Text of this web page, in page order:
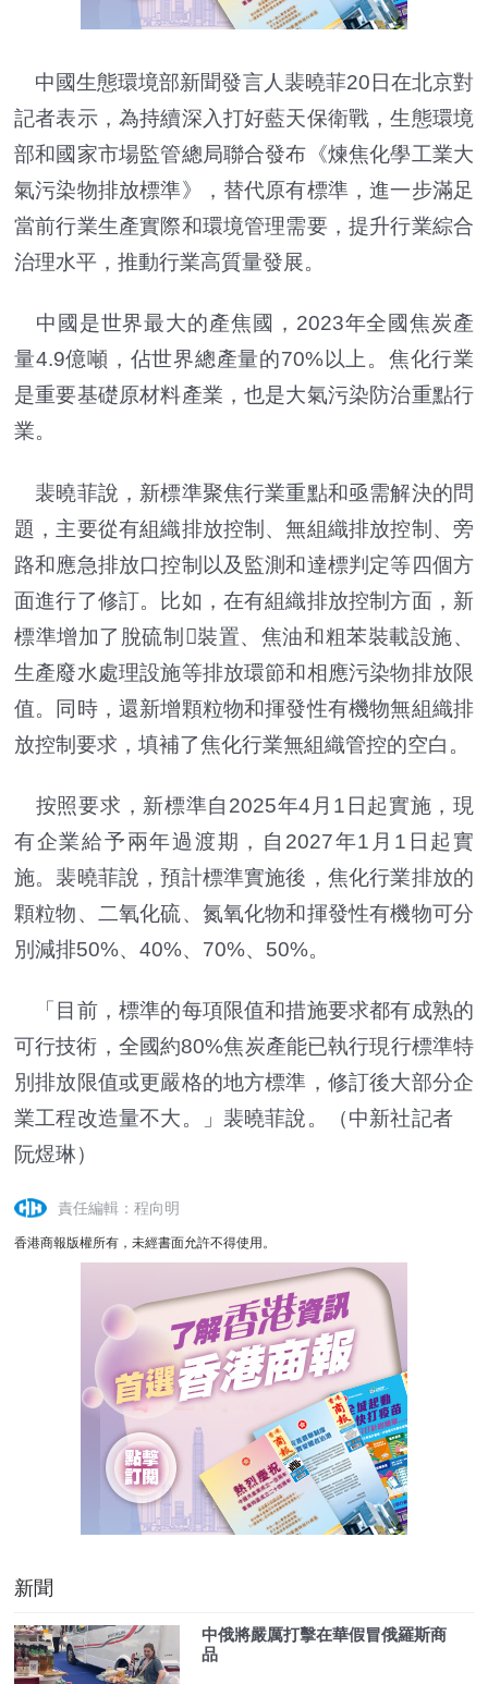
中國生態環境部新聞發言人裴曉菲20日在北京對
記者表示，為持續深入打好藍天保衛戰，生態環境
部和國家市場監管總局聯合發布《煉焦化學工業大
氣污染物排放標準》，替代原有標準，進一步滿足
當前行業生產實際和環境管理需要，提升行業綜合
治理水平，推動行業高質量發展。
中國是世界最大的產焦國，2023年全國焦炭產
量4.9億噸，佔世界總產量的70%以上。焦化行業
是重要基礎原材料產業，也是大氣污染防治重點行
業。
裴曉菲說，新標準聚焦行業重點和亟需解決的問
題，主要從有組織排放控制、無組織排放控制、旁
路和應急排放口控制以及監測和達標判定等四個方
面進行了修訂。比如，在有組織排放控制方面，新
標準增加了脫硫制裝置、焦油和粗苯裝載設施、
生產廢水處理設施等排放環節和相應污染物排放限
值。同時，還新增顆粒物和揮發性有機物無組織排
放控制要求，填補了焦化行業無組織管控的空白。
按照要求，新標準自2025年4月1日起實施，現
有企業給予兩年過渡期，自2027年1月1日起實
施。裴曉菲說，預計標準實施後，焦化行業排放的
顆粒物、二氧化硫、氮氧化物和揮發性有機物可分
別減排50%、40%、70%、50%。
「目前，標準的每項限值和措施要求都有成熟的
可行技術，全國約80%焦炭產能已執行現行標準特
別排放限值或更嚴格的地方標準，修訂後大部分企
業工程改造量不大。」裴曉菲說。（中新社記者
阮煜琳）
責任編輯：程向明
香港商報版權所有，未經書面允許不得使用。
新聞
中俄將嚴厲打擊在華假冒俄羅斯商
品